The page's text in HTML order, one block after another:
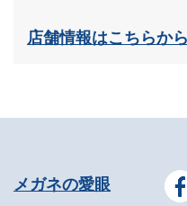
店舗情報はこちらから
メガネの愛眼